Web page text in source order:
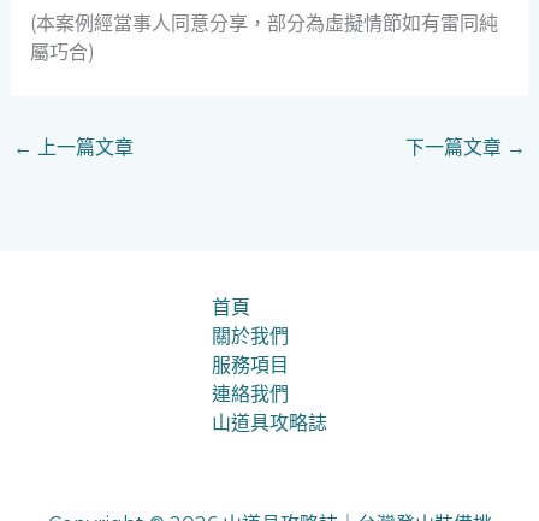
(本案例經當事人同意分享，部分為虛擬情節如有雷同純
屬巧合)
← 上一篇文章 下一篇文章 →
首頁
關於我們
服務項目
連絡我們
山道具攻略誌